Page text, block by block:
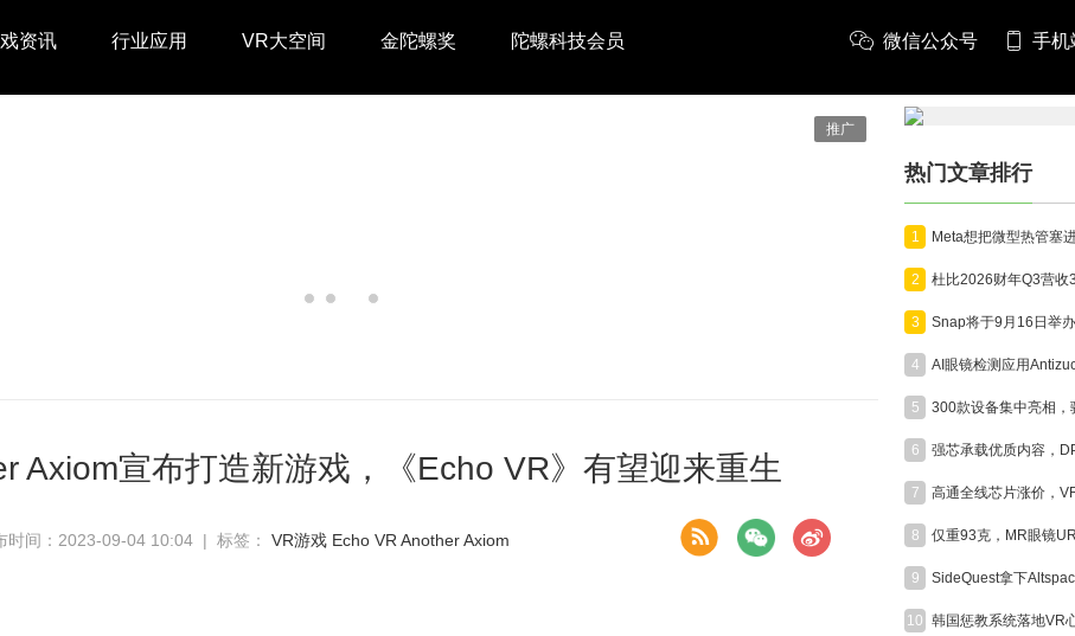
资讯 行业应用 VR大空间 金陀螺奖 陀螺科技会员 微信公众号 手机
推广
Axiom宣布打造新游戏，《Echo VR》有望迎来重生
时间：2023-09-04 10:04 | 标签： VR游戏 Echo VR Another Axiom
热门文章排行
1
2
3
4
5
6
7
8
9
10